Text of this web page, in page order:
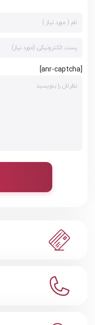
[anr-captcha]